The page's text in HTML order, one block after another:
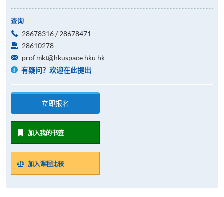
查询
28678316 / 28678471
28610278
prof.mkt@hkuspace.hku.hk
有疑问？欢迎在此提出
立即报名
加入我的书签
加入课程比较